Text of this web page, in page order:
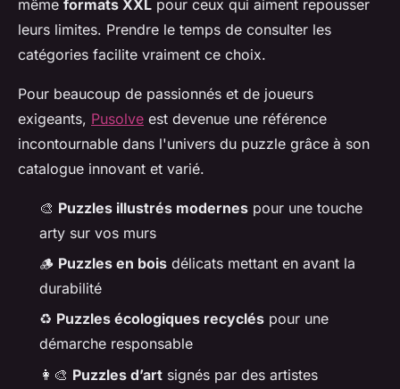
même formats XXL pour ceux qui aiment repousser
leurs limites. Prendre le temps de consulter les
catégories facilite vraiment ce choix.
Pour beaucoup de passionnés et de joueurs
exigeants, Pusolve est devenue une référence
incontournable dans l'univers du puzzle grâce à son
catalogue innovant et varié.
🎨 Puzzles illustrés modernes pour une touche
arty sur vos murs
🪵 Puzzles en bois délicats mettant en avant la
durabilité
♻️ Puzzles écologiques recyclés pour une
démarche responsable
👩‍🎨 Puzzles d’art signés par des artistes